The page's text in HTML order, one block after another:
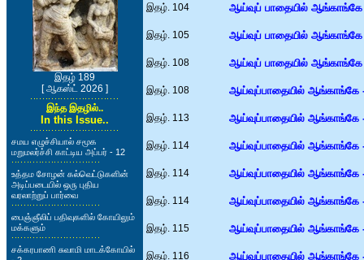
இதழ் 189
[ ஆகஸ்ட் 2026 ]
இந்த இதழில்..
In this Issue..
சமய எழுச்சியால் சமூக
மறுமலர்ச்சி காட்டிய அப்பர் - 12
உத்தம சோழன் கல்வெட்டுகளின்
அடிப்படையில் ஒரு புதிய
வரலாற்றுப் பார்வை
பைஞ்ஞீலிப் பதிவுகளில் கோயிலும்
மக்களும்
சக்கரபாணி சுவாமி மாடக்கோயில்
இதழ். 104 ஆய்வுப் பாதையில் ஆங்காங்கே
இதழ். 105 ஆய்வுப் பாதையில் ஆங்காங்கே
இதழ். 108 ஆய்வுப் பாதையில் ஆங்காங்கே
இதழ். 108 ஆய்வுப்பாதையில் ஆங்காங்கே
இதழ். 113 ஆய்வுப்பாதையில் ஆங்காங்கே
இதழ். 114 ஆய்வுப்பாதையில் ஆங்காங்கே
இதழ். 114 ஆய்வுப்பாதையில் ஆங்காங்கே
இதழ். 114 ஆய்வுப்பாதையில் ஆங்காங்கே
இதழ். 115 ஆய்வுப்பாதையில் ஆங்காங்கே
இதழ். 116 ஆய்வுப்பாதையில் ஆங்காங்கே